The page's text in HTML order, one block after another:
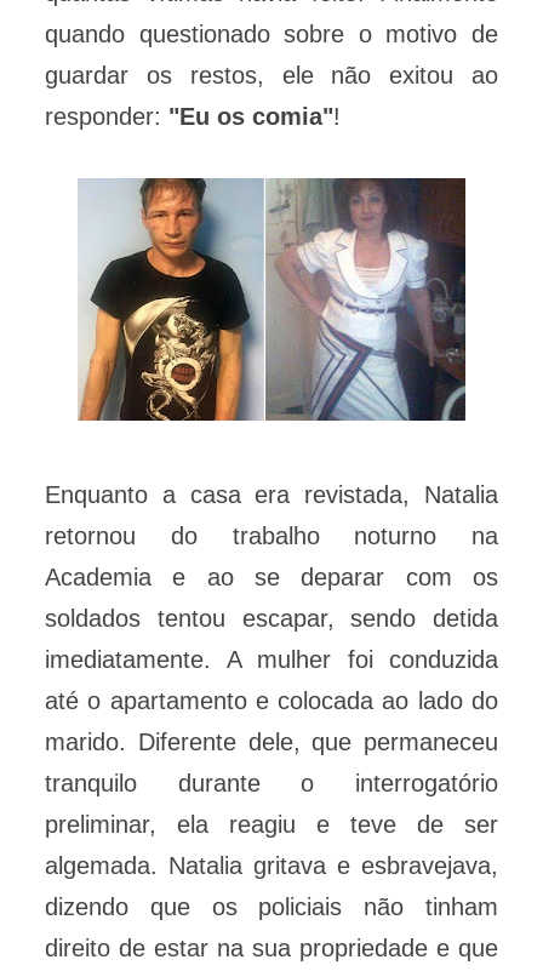
quando questionado sobre o motivo de
guardar os restos, ele não exitou ao
responder: "Eu os comia"!
Enquanto a casa era revistada, Natalia
retornou do trabalho noturno na
Academia e ao se deparar com os
soldados tentou escapar, sendo detida
imediatamente. A mulher foi conduzida
até o apartamento e colocada ao lado do
marido. Diferente dele, que permaneceu
tranquilo durante o interrogatório
preliminar, ela reagiu e teve de ser
algemada. Natalia gritava e esbravejava,
dizendo que os policiais não tinham
direito de estar na sua propriedade e que